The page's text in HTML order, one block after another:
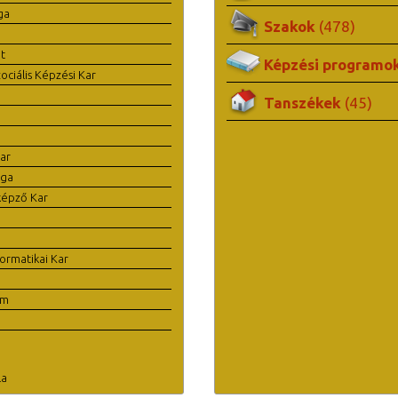
Képzési Kar
Kar
Kar
Szakok (478)
Képzési
Tanszékek (45)